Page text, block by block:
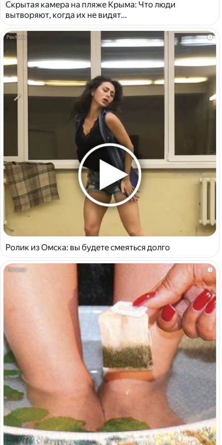
Скрытая камера на пляже Крыма: Что люди
вытворяют, когда их не видят...
i
Ролик из Омска: вы будете смеяться долго
i